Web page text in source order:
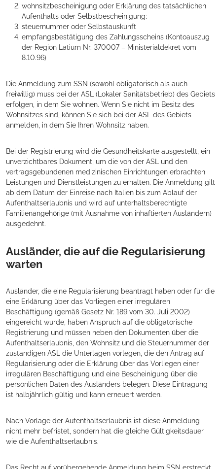
wohnsitzbescheinigung oder Erklärung des tatsächlichen
Aufenthalts oder Selbstbescheinigung;
steuernummer oder Selbstauskunft
empfangsbestätigung des Zahlungsscheins (Kontoauszug
der Region Latium Nr. 370007 – Ministerialdekret vom
8.10.96)
Die Anmeldung zum SSN (sowohl obligatorisch als auch
freiwillig) muss bei der ASL (Lokaler Sanitätsbetrieb) des Gebiets
erfolgen, in dem Sie wohnen. Wenn Sie nicht im Besitz des
Wohnsitzes sind, können Sie sich bei der ASL des Gebiets
anmelden, in dem Sie Ihren Wohnsitz haben.
Bei der Registrierung wird die Gesundheitskarte ausgestellt, ein
unverzichtbares Dokument, um die von der ASL und den
vertragsgebundenen medizinischen Einrichtungen erbrachten
Leistungen und Dienstleistungen zu erhalten. Die Anmeldung gilt
ab dem Datum der Einreise nach Italien bis zum Ablauf der
Aufenthaltserlaubnis und wird auf unterhaltsberechtigte
Familienangehörige (mit Ausnahme von inhaftierten Ausländern)
ausgedehnt.
Ausländer, die auf die Regularisierung
warten
Ausländer, die eine Regularisierung beantragt haben oder für die
eine Erklärung über das Vorliegen einer irregulären
Beschäftigung (gemäß Gesetz Nr. 189 vom 30. Juli 2002)
eingereicht wurde, haben Anspruch auf die obligatorische
Registrierung und müssen neben den Dokumenten über die
Aufenthaltserlaubnis, den Wohnsitz und die Steuernummer der
zuständigen ASL die Unterlagen vorlegen, die den Antrag auf
Regularisierung oder die Erklärung über das Vorliegen einer
irregulären Beschäftigung und eine Bescheinigung über die
persönlichen Daten des Ausländers belegen. Diese Eintragung
ist halbjährlich gültig und kann erneuert werden.
Nach Vorlage der Aufenthaltserlaubnis ist diese Anmeldung
nicht mehr befristet, sondern hat die gleiche Gültigkeitsdauer
wie die Aufenthaltserlaubnis.